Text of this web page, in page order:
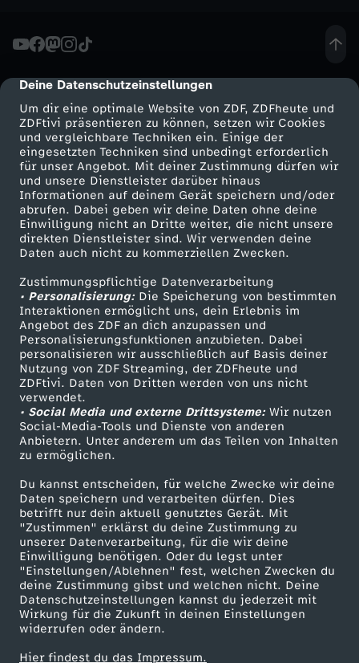
cmp-dialog-description
Deine Datenschutzeinstellungen
Um dir eine optimale Website von ZDF, ZDFheute und
ZDFtivi präsentieren zu können, setzen wir Cookies
und vergleichbare Techniken ein. Einige der
eingesetzten Techniken sind unbedingt erforderlich
für unser Angebot. Mit deiner Zustimmung dürfen wir
und unsere Dienstleister darüber hinaus
Informationen auf deinem Gerät speichern und/oder
abrufen. Dabei geben wir deine Daten ohne deine
Einwilligung nicht an Dritte weiter, die nicht unsere
direkten Dienstleister sind. Wir verwenden deine
Daten auch nicht zu kommerziellen Zwecken.
Zustimmungspflichtige Datenverarbeitung
• Personalisierung:Die Speicherung von bestimmten
Interaktionen ermöglicht uns, dein Erlebnis im
Angebot des ZDF an dich anzupassen und
Personalisierungsfunktionen anzubieten. Dabei
personalisieren wir ausschließlich auf Basis deiner
Nutzung von ZDF Streaming, der ZDFheute und
ZDFtivi. Daten von Dritten werden von uns nicht
verwendet.
• Social Media und externe Drittsysteme:Wir nutzen
Social-Media-Tools und Dienste von anderen
Anbietern. Unter anderem um das Teilen von Inhalten
zu ermöglichen.
Du kannst entscheiden, für welche Zwecke wir deine
Daten speichern und verarbeiten dürfen. Dies
betrifft nur dein aktuell genutztes Gerät. Mit
"Zustimmen" erklärst du deine Zustimmung zu
unserer Datenverarbeitung, für die wir deine
Einwilligung benötigen. Oder du legst unter
"Einstellungen/Ablehnen" fest, welchen Zwecken du
deine Zustimmung gibst und welchen nicht. Deine
Datenschutzeinstellungen kannst du jederzeit mit
Wirkung für die Zukunft in deinen Einstellungen
widerrufen oder ändern.
Hier findest du das Impressum.
a
t
i
a
n
L
e
g
e
p
a
c
k
t
a
u
Mehr ZDF
ZDF-Apps
Smart TV
ZDFtext
Livestreams
Sendungen A-Z
TV-Programm
Service
ZDFmitreden
Kontakt zum ZDF
Tickets
Zuschauerservice
Hilfe
ZDF Unternehmen
Karriere
ZDF goes Schule
Werbefernsehen
Mainzelmännchen